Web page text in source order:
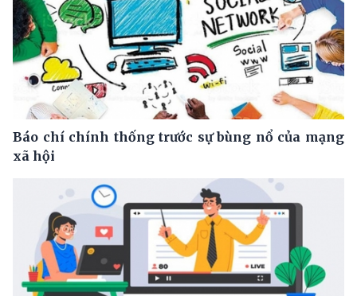
Báo chí chính thống trước sự bùng nổ của mạng
xã hội